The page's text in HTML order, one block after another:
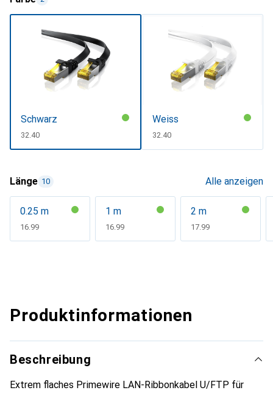
Schwarz
CHF
32.40
Weiss
CHF
32.40
Länge 10 Alle anzeigen
0.25 m
CHF
16.99
1 m
CHF
16.99
2 m
CHF
17.99
Produktinformationen
Beschreibung
Extrem flaches Primewire LAN-Ribbonkabel U/FTP für